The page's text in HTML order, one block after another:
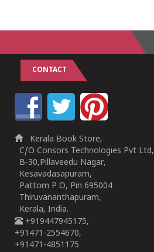
CONTACT
Kerala Book Store,
C/O Consors Technologies Pvt Ltd,
B-30,Pillaveedu Nagar,
Kesavadasapuram,
Pattom P O, Pin 695004
Thiruvananthapuram,
Kerala, India.
+919447945175,
+91471-2554670,
+91471-4851175